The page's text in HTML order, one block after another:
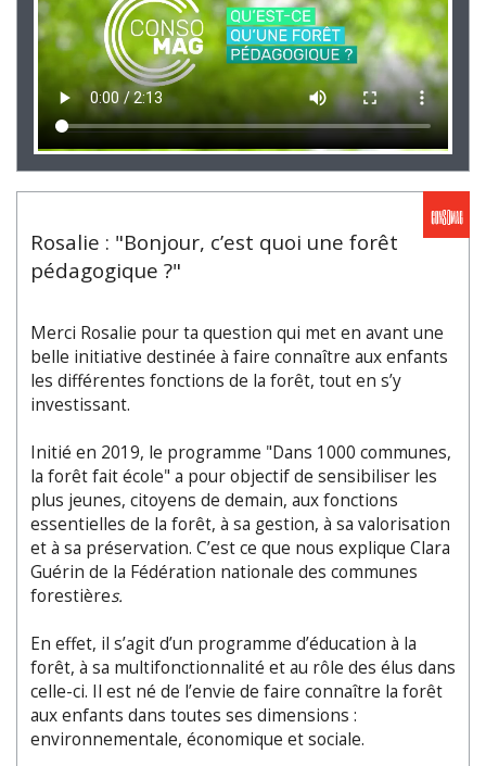
Rosalie : "Bonjour, c’est quoi une forêt
pédagogique ?"
Merci Rosalie pour ta question qui met en avant une
belle initiative destinée à faire connaître aux enfants
les différentes fonctions de la forêt, tout en s’y
investissant.
Initié en 2019, le programme "Dans 1000 communes,
la forêt fait école" a pour objectif de sensibiliser les
plus jeunes, citoyens de demain, aux fonctions
essentielles de la forêt, à sa gestion, à sa valorisation
et à sa préservation. C’est ce que nous explique Clara
Guérin de la Fédération nationale des communes
forestières.
En effet, il s’agit d’un programme d’éducation à la
forêt, à sa multifonctionnalité et au rôle des élus dans
celle-ci. Il est né de l’envie de faire connaître la forêt
aux enfants dans toutes ses dimensions :
environnementale, économique et sociale.